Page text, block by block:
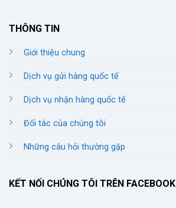
THÔNG TIN
Giới thiệu chung
Dịch vụ gửi hàng quốc tế
Dịch vụ nhận hàng quốc tế
Đối tác của chúng tôi
Những câu hỏi thường gặp
KẾT NỐI CHÚNG TÔI TRÊN FACEBOOK